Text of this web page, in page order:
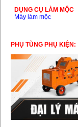
DỤNG CỤ LÀM MỘC
Máy làm mộc
PHỤ TÙNG PHỤ KIỆN: